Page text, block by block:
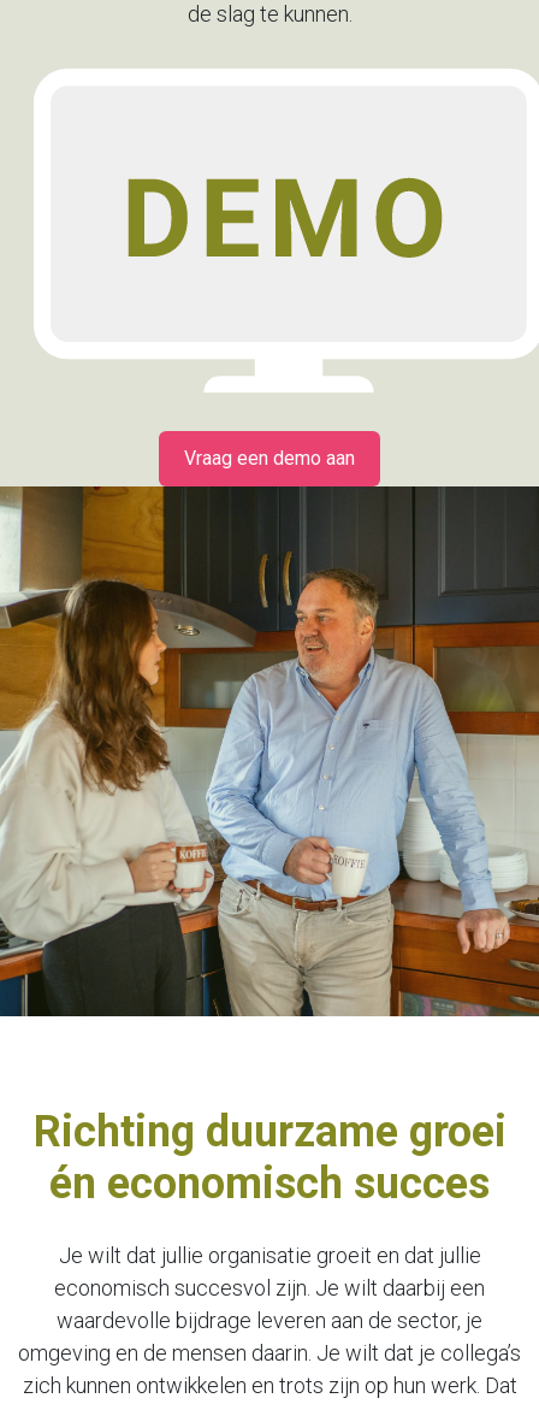
de slag te kunnen.
Vraag een demo aan
Richting duurzame groei
én economisch succes
Je wilt dat jullie organisatie groeit en dat jullie
economisch succesvol zijn. Je wilt daarbij een
waardevolle bijdrage leveren aan de sector, je
omgeving en de mensen daarin. Je wilt dat je collega’s
zich kunnen ontwikkelen en trots zijn op hun werk. Dat